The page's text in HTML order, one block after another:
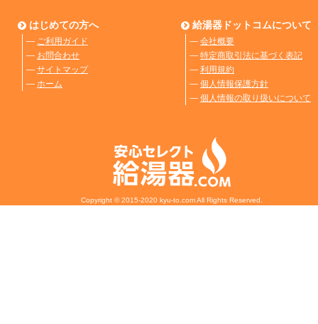
はじめての方へ
― ご利用ガイド
― お問合わせ
― サイトマップ
― ホーム
給湯器ドットコムについて
― 会社概要
― 特定商取引法に基づく表記
― 利用規約
― 個人情報保護方針
― 個人情報の取り扱いについて
Copyright © 2015-2020 kyu-to.com All Rights Reserved.